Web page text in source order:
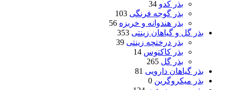
بذر کدو 34
بذر گوجه فرنگی 103
بذر هندوانه و خربزه 56
بذر گل و گیاهان زینتی 353
بذر درختچه زینتی 39
بذر کاکتوس 14
بذر گل 265
بذر گیاهان دارویی 81
بذر میکروگرین 0